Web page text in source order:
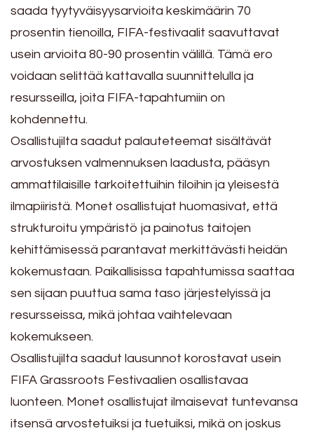
saada tyytyväisyysarvioita keskimäärin 70
prosentin tienoilla, FIFA-festivaalit saavuttavat
usein arvioita 80-90 prosentin välillä. Tämä ero
voidaan selittää kattavalla suunnittelulla ja
resursseilla, joita FIFA-tapahtumiin on
kohdennettu.
Osallistujilta saadut palauteteemat sisältävät
arvostuksen valmennuksen laadusta, pääsyn
ammattilaisille tarkoitettuihin tiloihin ja yleisestä
ilmapiiristä. Monet osallistujat huomasivat, että
strukturoitu ympäristö ja painotus taitojen
kehittämisessä parantavat merkittävästi heidän
kokemustaan. Paikallisissa tapahtumissa saattaa
sen sijaan puuttua sama taso järjestelyissä ja
resursseissa, mikä johtaa vaihtelevaan
kokemukseen.
Osallistujilta saadut lausunnot korostavat usein
FIFA Grassroots Festivaalien osallistavaa
luonteen. Monet osallistujat ilmaisevat tuntevansa
itsensä arvostetuiksi ja tuetuiksi, mikä on joskus